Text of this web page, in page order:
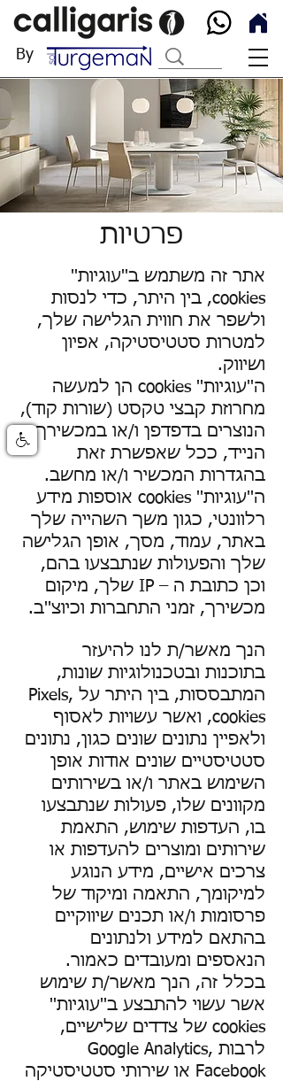
By
פרטיות
אתר זה משתמש ב''עוגיות''
cookies, בין היתר, כדי לנסות
ולשפר את חווית הגלישה שלך,
למטרות סטטיסטיקה, אפיון
ושיווק.
ה''עוגיות'' cookies הן למעשה
מחרוזת קבצי טקסט (שורות קוד),
הנוצרים בדפדפן ו/או במכשירך
הנייד, ככל שאפשרת זאת
בהגדרות המכשיר ו/או מחשב.
ה''עוגיות'' cookies אוספות מידע
רלוונטי, כגון משך השהייה שלך
באתר, עמוד, מסך, אופן הגלישה
שלך והפעולות שנתבצעו בהם,
וכן כתובת ה – IP שלך, מיקום
מכשירך, זמני התחברות וכיוצ''ב.
הנך מאשר/ת לנו להיעזר
בתוכנות ובטכנולוגיות שונות,
המתבססות, בין היתר על Pixels,
cookies, ואשר עשויות לאסוף
ולאפיין נתונים שונים כגון, נתונים
סטטיסטיים שונים אודות אופן
השימוש באתר ו/או בשירותים
מקוונים שלו, פעולות שנתבצעו
בו, העדפות שימוש, התאמת
שירותים ומוצרים להעדפות או
צרכים אישיים, מידע הנוגע
למיקומך, התאמה ומיקוד של
פרסומות ו/או תכנים שיווקיים
בהתאם למידע ולנתונים
הנאספים ומעובדים כאמור.
בכלל זה, הנך מאשר/ת שימוש
אשר עשוי להתבצע ב''עוגיות''
cookies של צדדים שלישיים,
לרבות Google Analytics,
Facebook או שירותי סטטיסטיקה